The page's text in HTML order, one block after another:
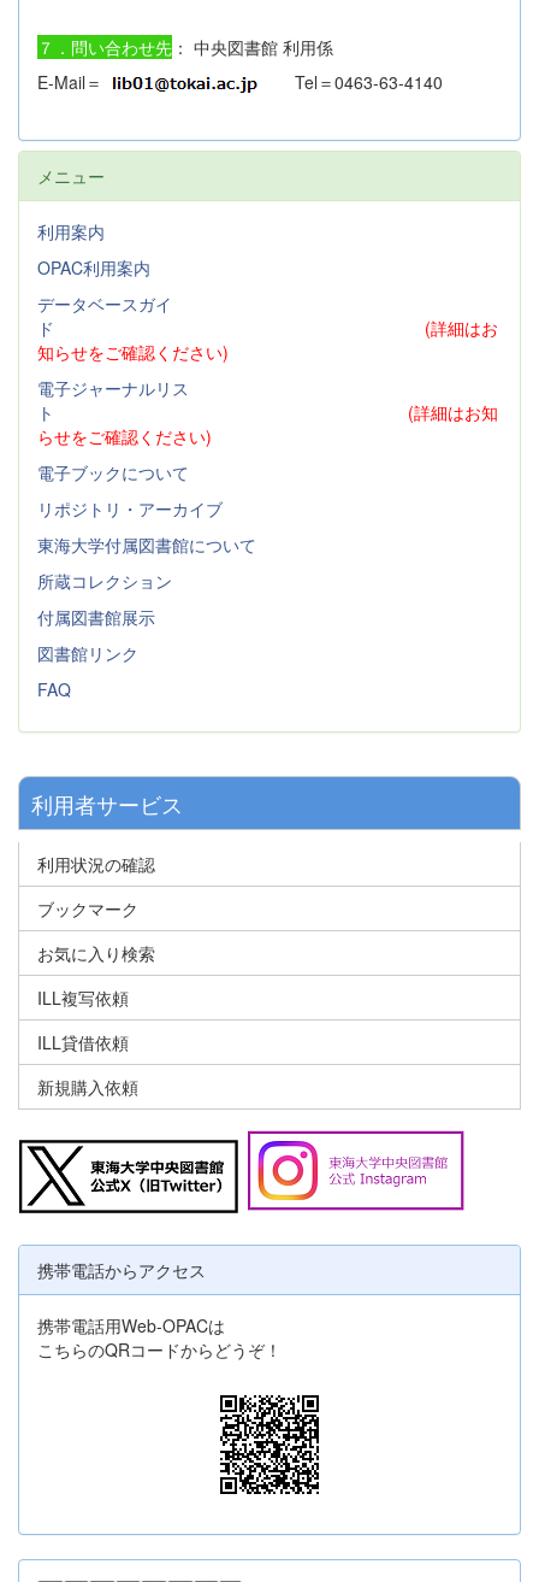
７．問い合わせ先 ： 中央図書館 利用係
E-Mail＝
Tel＝0463-63-4140
メニュー
利用案内
OPAC利用案内
データベースガイ
ド
(詳細はお
知らせをご確認ください)
電子ジャーナルリス
ト
(詳細はお知
らせをご確認ください)
電子ブックについて
リポジトリ・アーカイブ
東海大学付属図書館について
所蔵コレクション
付属図書館展示
図書館リンク
FAQ
利用者サービス
利用状況の確認
ブックマーク
お気に入り検索
ILL複写依頼
ILL貸借依頼
新規購入依頼
携帯電話からアクセス
携帯電話用Web-OPACは
こちらのQRコードからどうぞ！